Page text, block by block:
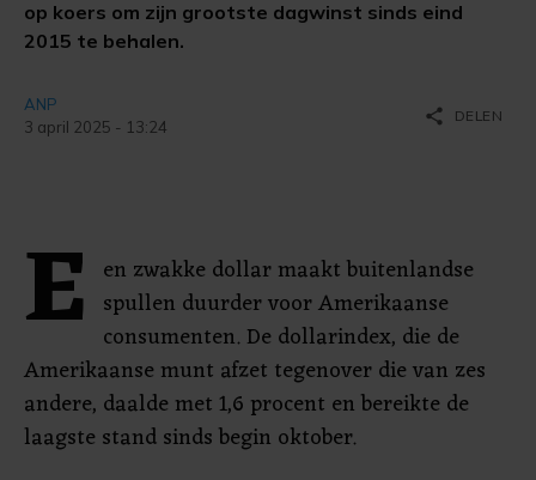
op koers om zijn grootste dagwinst sinds eind
2015 te behalen.
ANP
3 april 2025 - 13:24
share DELEN
E en zwakke dollar maakt buitenlandse
spullen duurder voor Amerikaanse
consumenten. De dollarindex, die de
Amerikaanse munt afzet tegenover die van zes
andere, daalde met 1,6 procent en bereikte de
laagste stand sinds begin oktober.